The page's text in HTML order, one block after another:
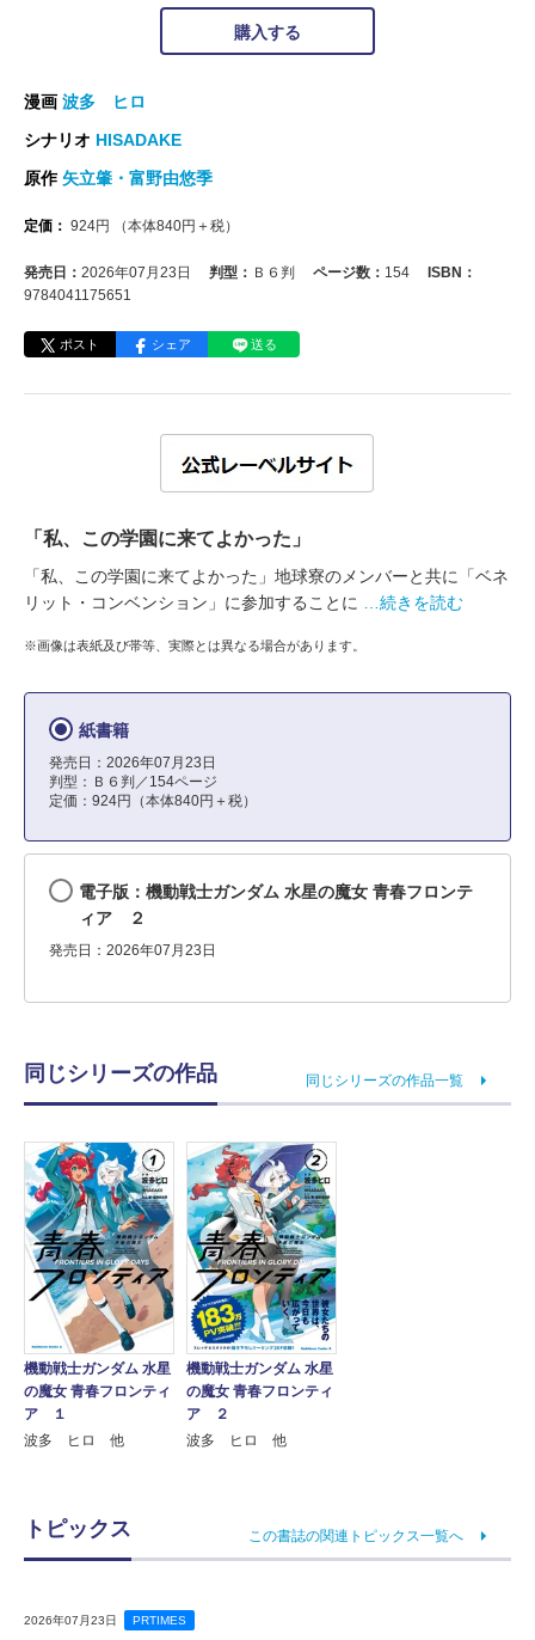
購入する
漫画 波多 ヒロ
シナリオ HISADAKE
原作矢立肇・富野由悠季
定価： 924円 （本体840円＋税）
発売日： 2026年07月23日 判型： Ｂ６判 ページ数： 154
ISBN：
9784041175651
ポスト シェア 送る
「私、この学園に来てよかった」
「私、この学園に来てよかった」地球寮のメンバーと共に「ベネ
リット・コンベンション」に参加することに
…続きを読む
※画像は表紙及び帯等、実際とは異なる場合があります。
紙書籍
発売日：2026年07月23日
判型：Ｂ６判／154ページ
定価：924円（本体840円＋税）
電子版：機動戦士ガンダム 水星の魔女 青春フロンテ
ィア ２
発売日：2026年07月23日
同じシリーズの作品 同じシリーズの作品一覧
機動戦士ガンダム 水星
の魔女 青春フロンティ
ア １
波多 ヒロ 他
機動戦士ガンダム 水星
の魔女 青春フロンティ
ア ２
波多 ヒロ 他
トピックス この書誌の関連トピックス一覧へ
2026年07月23日 PRTIMES